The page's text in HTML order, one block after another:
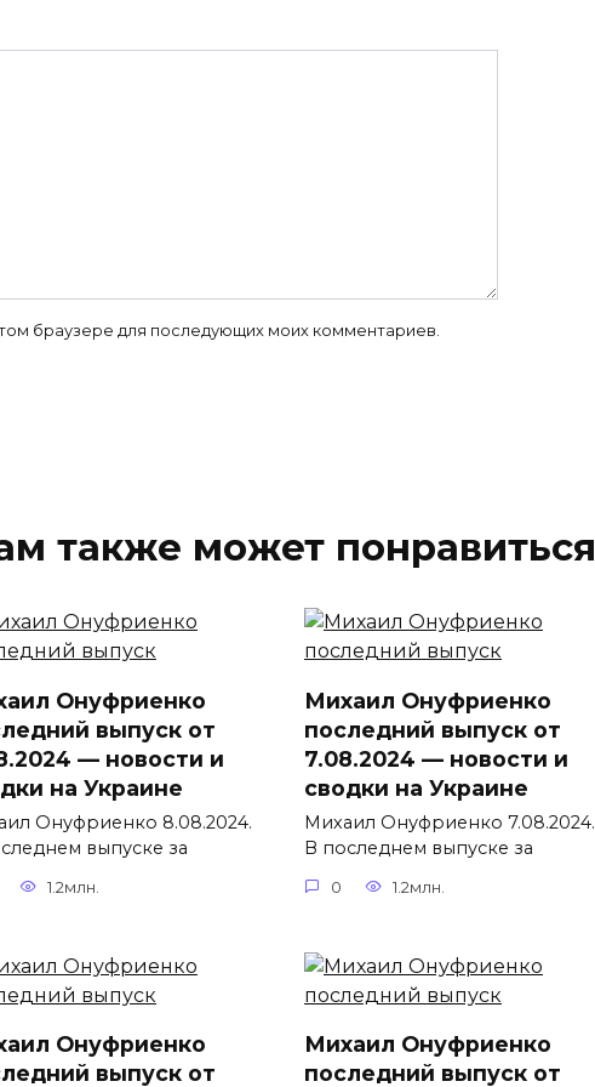
браузере для последующих моих комментариев.
также может понравиться
Онуфриенко
выпуск от
— новости и
на Украине
Онуфриенко 8.08.2024.
выпуске за
1.2млн.
Михаил Онуфриенко
последний выпуск от
7.08.2024 — новости и
сводки на Украине
Михаил Онуфриенко 7.08.2024.
В последнем выпуске за
0 1.2млн.
Онуфриенко
выпуск от
Михаил Онуфриенко
последний выпуск от